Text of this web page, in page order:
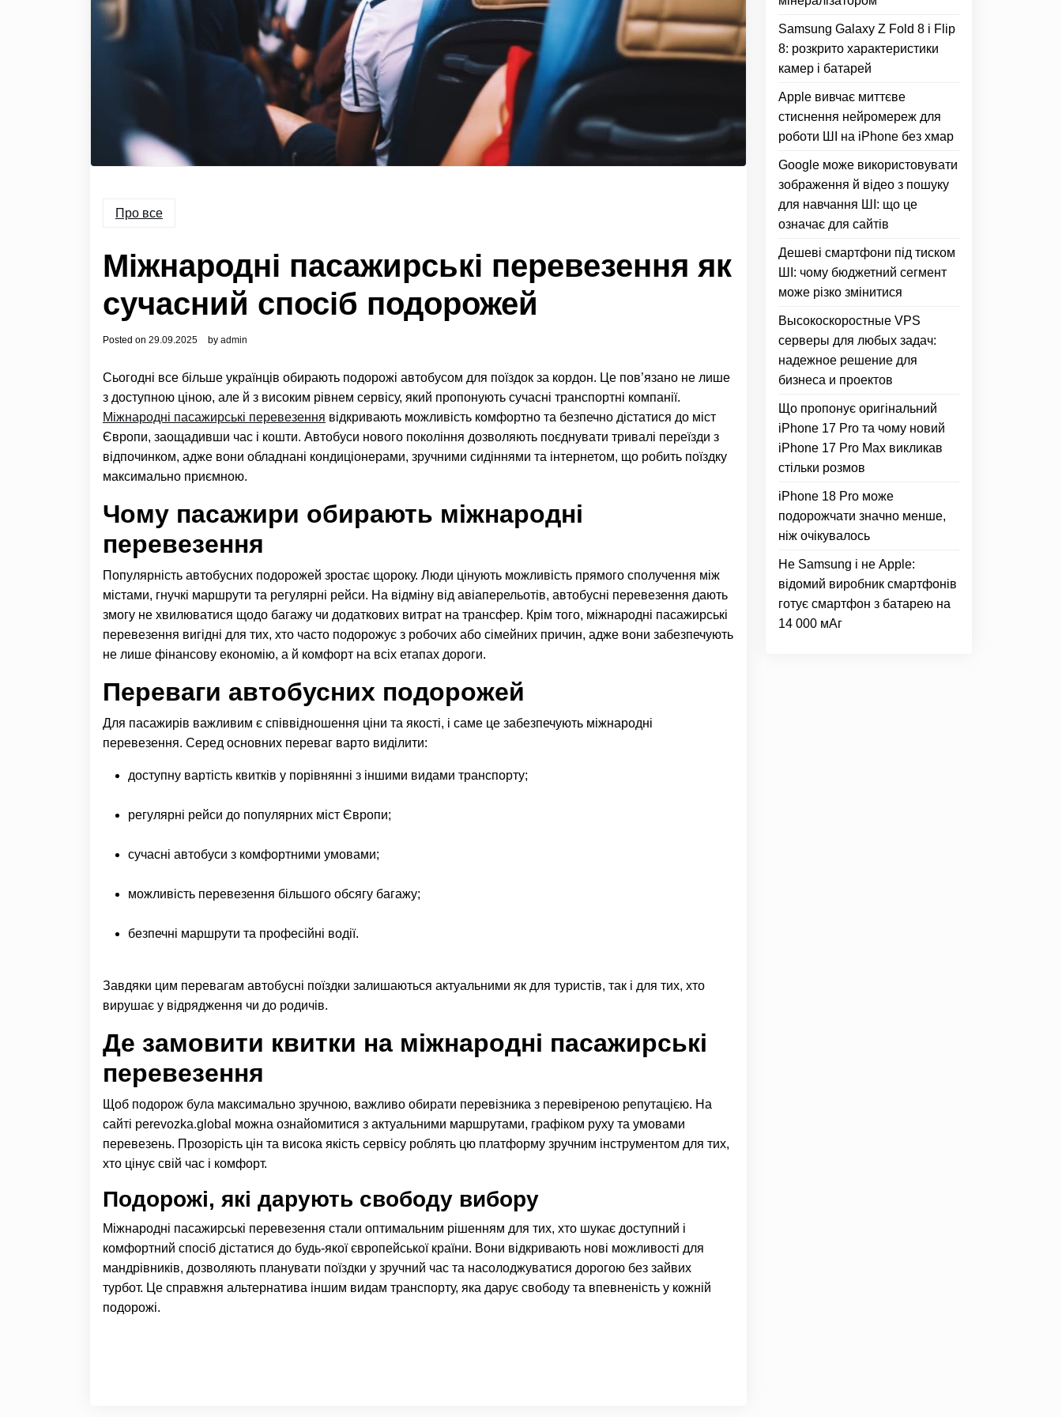
Про все
Міжнародні пасажирські перевезення як
сучасний спосіб подорожей
Posted on 29.09.2025 by admin
Сьогодні все більше українців обирають подорожі автобусом для поїздок за кордон. Це пов’язано не лише
з доступною ціною, але й з високим рівнем сервісу, який пропонують сучасні транспортні компанії.
Міжнародні пасажирські перевезення відкривають можливість комфортно та безпечно дістатися до міст
Європи, заощадивши час і кошти. Автобуси нового покоління дозволяють поєднувати тривалі переїзди з
відпочинком, адже вони обладнані кондиціонерами, зручними сидіннями та інтернетом, що робить поїздку
максимально приємною.
Чому пасажири обирають міжнародні
перевезення
Популярність автобусних подорожей зростає щороку. Люди цінують можливість прямого сполучення між
містами, гнучкі маршрути та регулярні рейси. На відміну від авіаперельотів, автобусні перевезення дають
змогу не хвилюватися щодо багажу чи додаткових витрат на трансфер. Крім того, міжнародні пасажирські
перевезення вигідні для тих, хто часто подорожує з робочих або сімейних причин, адже вони забезпечують
не лише фінансову економію, а й комфорт на всіх етапах дороги.
Переваги автобусних подорожей
Для пасажирів важливим є співвідношення ціни та якості, і саме це забезпечують міжнародні
перевезення. Серед основних переваг варто виділити:
доступну вартість квитків у порівнянні з іншими видами транспорту;
регулярні рейси до популярних міст Європи;
сучасні автобуси з комфортними умовами;
можливість перевезення більшого обсягу багажу;
безпечні маршрути та професійні водії.
Завдяки цим перевагам автобусні поїздки залишаються актуальними як для туристів, так і для тих, хто
вирушає у відрядження чи до родичів.
Де замовити квитки на міжнародні пасажирські
перевезення
Щоб подорож була максимально зручною, важливо обирати перевізника з перевіреною репутацією. На
сайті perevozka.global можна ознайомитися з актуальними маршрутами, графіком руху та умовами
перевезень. Прозорість цін та висока якість сервісу роблять цю платформу зручним інструментом для тих,
хто цінує свій час і комфорт.
Подорожі, які дарують свободу вибору
Міжнародні пасажирські перевезення стали оптимальним рішенням для тих, хто шукає доступний і
комфортний спосіб дістатися до будь-якої європейської країни. Вони відкривають нові можливості для
мандрівників, дозволяють планувати поїздки у зручний час та насолоджуватися дорогою без зайвих
турбот. Це справжня альтернатива іншим видам транспорту, яка дарує свободу та впевненість у кожній
подорожі.
Samsung Galaxy Z Fold 8 і Flip
8: розкрито характеристики
камер і батарей
Apple вивчає миттєве
стиснення нейромереж для
роботи ШІ на iPhone без хмар
Google може використовувати
зображення й відео з пошуку
для навчання ШІ: що це
означає для сайтів
Дешеві смартфони під тиском
ШІ: чому бюджетний сегмент
може різко змінитися
Высокоскоростные VPS
серверы для любых задач:
надежное решение для
бизнеса и проектов
Що пропонує оригінальний
iPhone 17 Pro та чому новий
iPhone 17 Pro Max викликав
стільки розмов
iPhone 18 Pro може
подорожчати значно менше,
ніж очікувалось
Не Samsung і не Apple:
відомий виробник смартфонів
готує смартфон з батарею на
14 000 мАг